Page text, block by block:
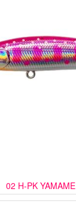
02 H-PK YAMAME